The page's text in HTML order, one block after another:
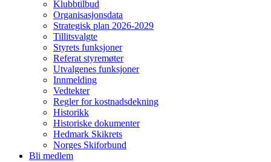
Klubbtilbud
Organisasjonsdata
Strategisk plan 2026-2029
Tillitsvalgte
Styrets funksjoner
Referat styremøter
Utvalgenes funksjoner
Innmelding
Vedtekter
Regler for kostnadsdekning
Historikk
Historiske dokumenter
Hedmark Skikrets
Norges Skiforbund
Bli medlem